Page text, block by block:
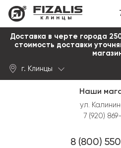
клинцы
Доставка в черте города
стоимость доставки
г. Клинцы
Наши
ул.
7 (920)
8 (800)